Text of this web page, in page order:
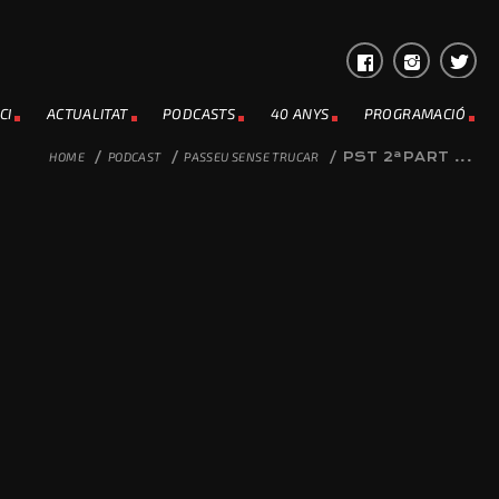
ACTUALITAT PODCASTS 40 ANYS PROGRAMACIÓ
HOME / PODCAST / PASSEU SENSE TRUCAR / PST 2ªPART ...